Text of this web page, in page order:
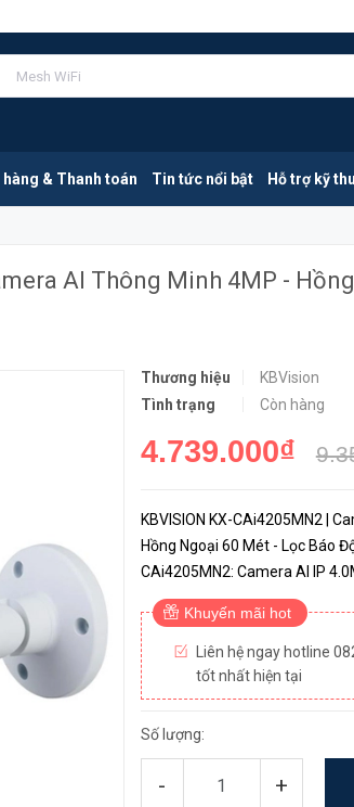
hàng & Thanh toán Tin tức nổi bật Hỗ trợ kỹ
AI Thông Minh 4MP -
Thương hiệu
KBVision
Tình trạng
Còn hàng
4.739.000₫
KBVISION KX-CAi4205MN2 |
Hồng Ngoại 60 Mét - Lọc Báo
CAi4205MN2: Camera AI IP 4.0MP Cảm biến hình ảnh 1/3” 4
Megapixel progressive Sony
H.265+; H.264+; ...
Khuyến mãi hot
Liên hệ ngay hotline
tốt nhất hiện tại
Số lượng:
- +